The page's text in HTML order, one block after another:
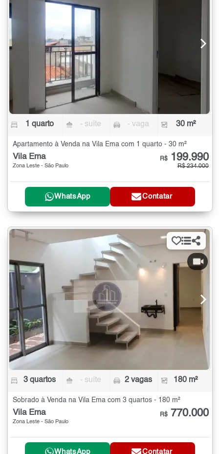
1 quarto - suíte - vaga 30 m²
Apartamento à Venda na Vila Ema com 1 quarto - 30 m²
Vila Ema
Zona Leste - São Paulo
R$ 199.990
R$ 234.000
WhatsApp Contatar
3 quartos - suíte 2 vagas 180 m²
Sobrado à Venda na Vila Ema com 3 quartos - 180 m²
Vila Ema
Zona Leste - São Paulo
R$ 770.000
WhatsApp Contatar